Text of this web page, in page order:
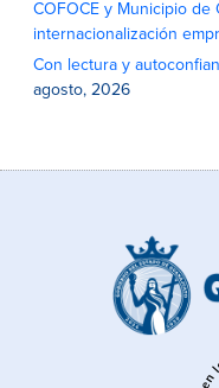
COFOCE y Municipio de
internacionalización
Con lectura y
agosto, 2026